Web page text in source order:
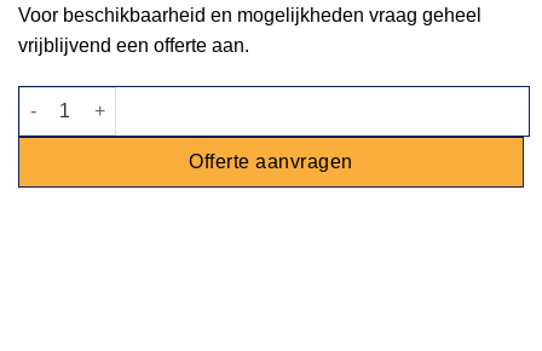
Voor beschikbaarheid en mogelijkheden vraag geheel
vrijblijvend een offerte aan.
Gamko koelkast met enkele deur aantal
Offerte aanvragen